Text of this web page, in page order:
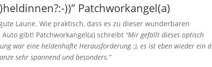
))” Patchworkangel(a)
Laune. Wie praktisch, dass es zu dieser wunderbaren
gibt! Patchworkangel(a) schreibt “Mir gefällt dieses optisch
war eine heldenhafte Herausforderung :), es ist eben wieder ein á
sehr spannend und besonders.”